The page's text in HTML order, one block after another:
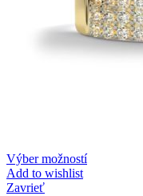
Výber možností
Add to wishlist
Zavrieť